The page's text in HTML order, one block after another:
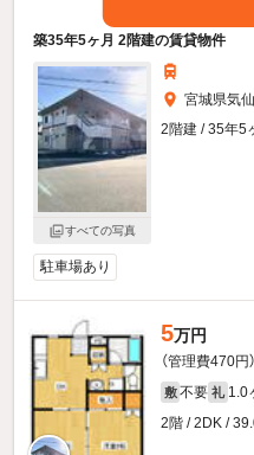
築35年5ヶ月 2階建の賃貸物件
すべての写真
宮城県気
2階建 / 35年5
駐車場あり
5万円
（管理費470円）
敷 不要 礼 1.0
2階 / 2DK /